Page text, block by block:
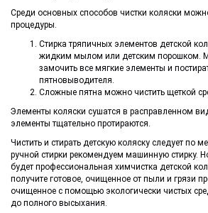
Среди основных способов чистки коляски
процедуры.
Стирка тряпичных элементов детской
жидким мылом или детским порошком.
замочить все мягкие элементы и
пятновыводителя.
Сложные пятна можно чистить щеткой
Элементы коляски сушатся в расправленном
элементы тщательно протираются.
Чистить и стирать детскую коляску следует по
ручной стирки рекомендуем машинную стирку.
будет профессиональная химчистка детской
получите готовое, очищенное от пыли и грязи
очищенное с помощью экологически чистых
до полного высыхания.